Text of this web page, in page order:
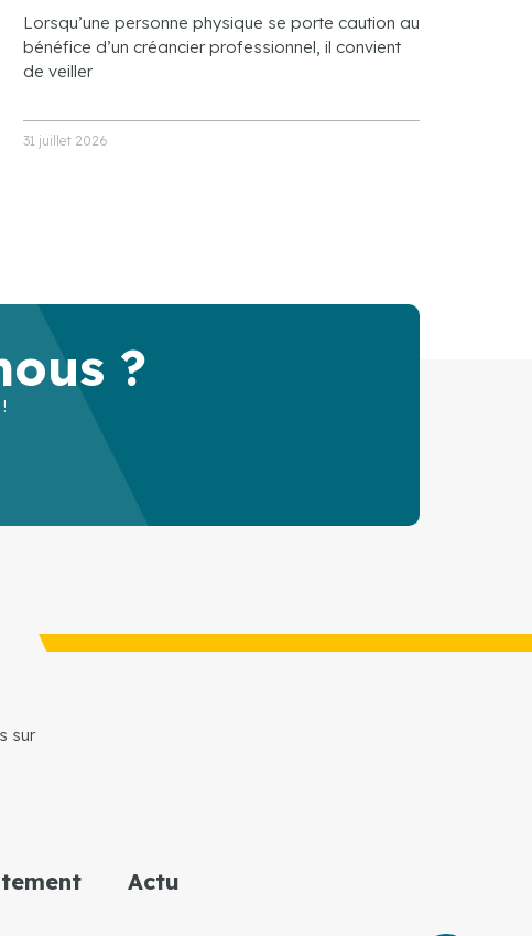
Lorsqu’une personne physique se porte caution au
bénéfice d’un créancier professionnel, il convient
de veiller
31 juillet 2026
?
sur
Actu